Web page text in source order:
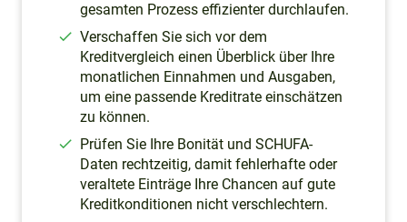
gesamten Prozess effizienter durchlaufen.
Verschaffen Sie sich vor dem
Kreditvergleich einen Überblick über Ihre
monatlichen Einnahmen und Ausgaben,
um eine passende Kreditrate einschätzen
zu können.
Prüfen Sie Ihre Bonität und SCHUFA-
Daten rechtzeitig, damit fehlerhafte oder
veraltete Einträge Ihre Chancen auf gute
Kreditkonditionen nicht verschlechtern.